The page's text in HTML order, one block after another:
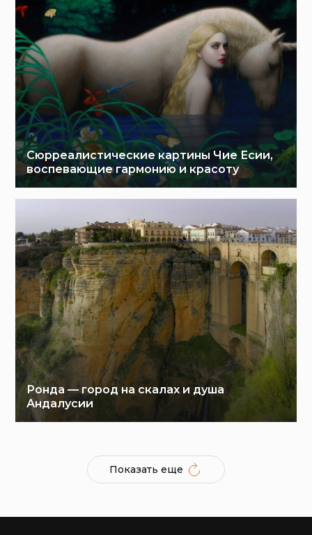
Сюрреалистические картины Чие Есии,
воспевающие гармонию и красоту
Ронда — город на скалах и душа
Андалусии
Показать еще